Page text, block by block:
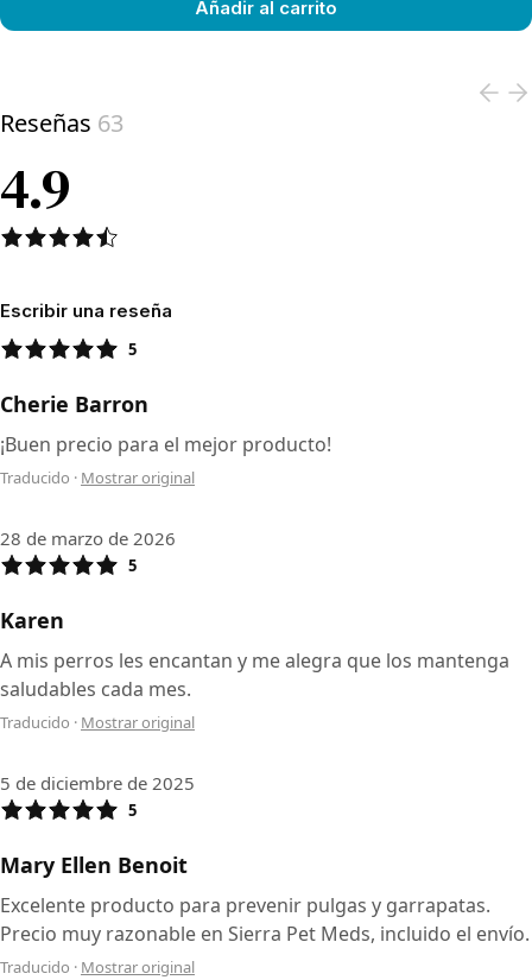
Añadir al carrito
Reseñas 63
4.9
Escribir una reseña
5
Cherie Barron
¡Buen precio para el mejor producto!
Traducido · Mostrar original
28 de marzo de 2026
5
Karen
A mis perros les encantan y me alegra que los mantenga
saludables cada mes.
Traducido · Mostrar original
5 de diciembre de 2025
5
Mary Ellen Benoit
Excelente producto para prevenir pulgas y garrapatas.
Precio muy razonable en Sierra Pet Meds, incluido el envío.
Traducido · Mostrar original